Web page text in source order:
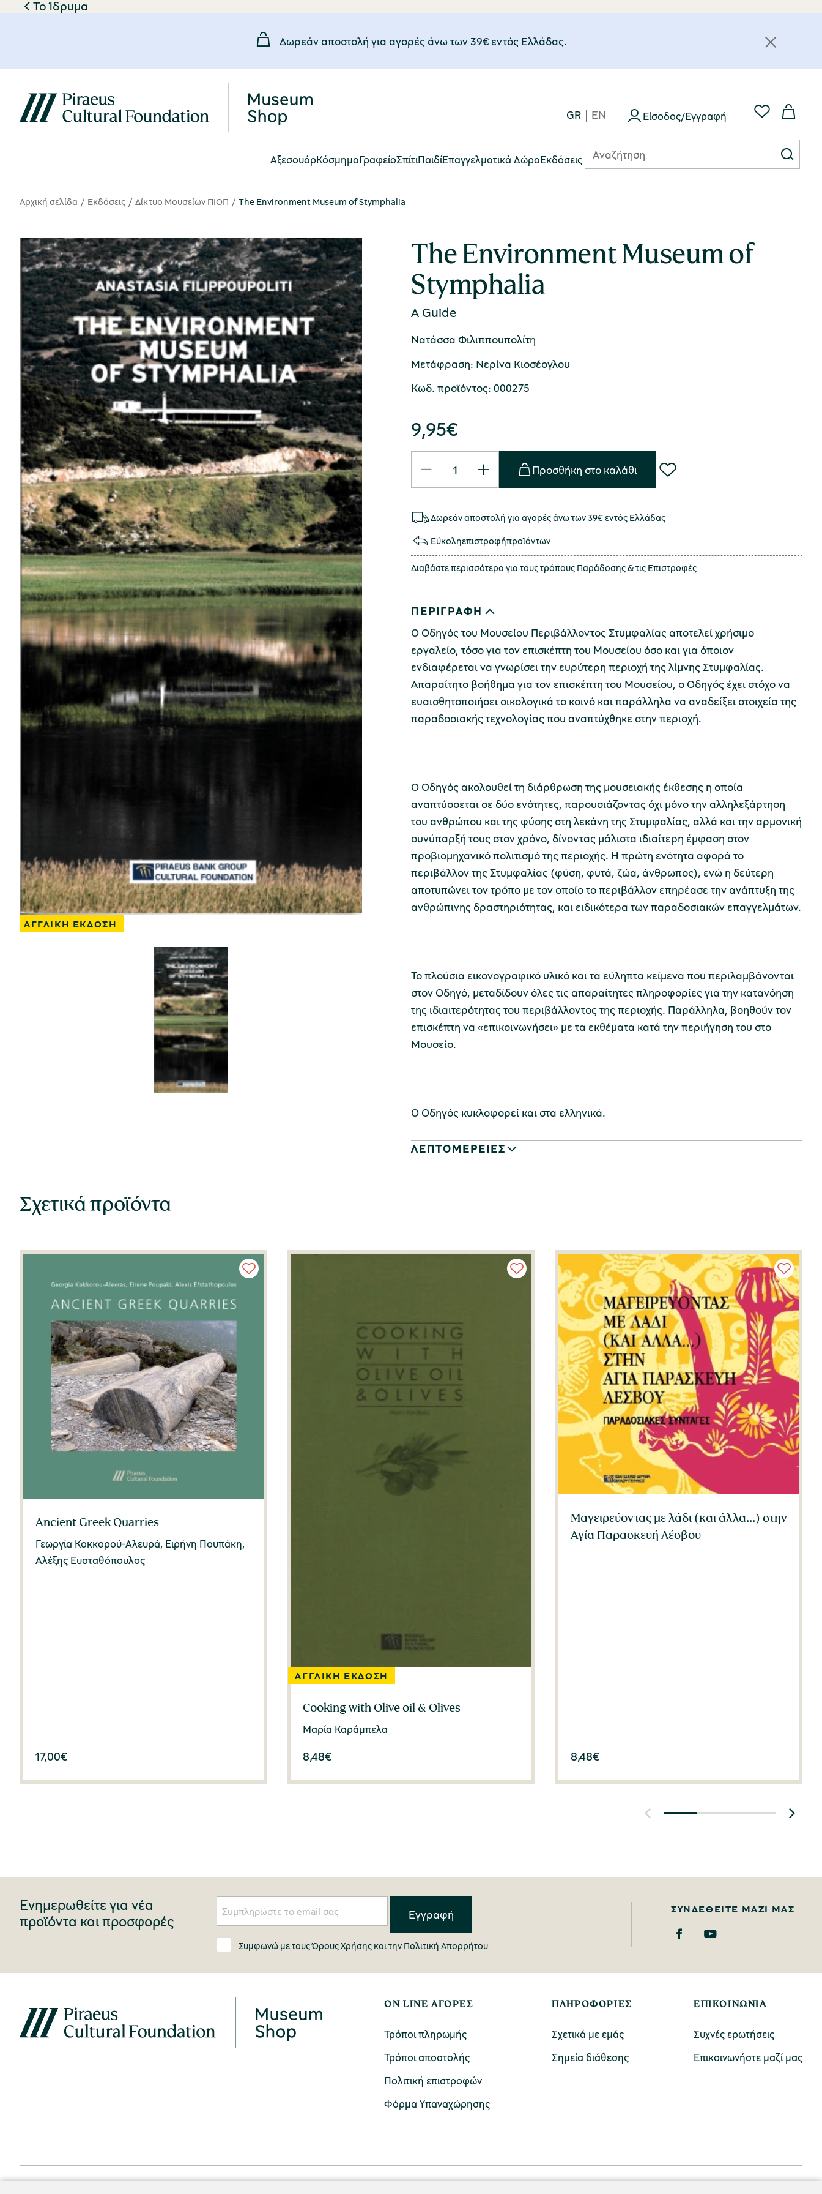
Το Ίδρυμα
Δωρεάν αποστολή για αγορές άνω των 39€ εντός Eλλάδας.
ΑξεσουάρΚόσμημαΓραφείοΣπίτιΠαιδίΕπαγγελματικά ΔώραEκδόσεις
GR EN Είσοδος/Εγγραφή
Αρχική σελίδα Eκδόσεις Δίκτυο Μουσείων ΠΙΟΠ The Environment Museum of Stymphalia
The Environment Museum of
Stymphalia
A Guide
Νατάσσα Φιλιππουπολίτη
Μετάφραση: Νερίνα Κιοσέογλου
Κωδ. προϊόντος: 000275
9,95€
Προσθήκη στο καλάθι
Δωρεάν αποστολή για αγορές άνω των 39€ εντός Ελλάδας
Εύκοληεπιστροφήπροϊόντων
Διαβάστε περισσότερα για τους τρόπους Παράδοσης& τις Επιστροφές
ΠΕΡΙΓΡΑΦΗ
Ο Οδηγός του Μουσείου Περιβάλλοντος Στυμφαλίας αποτελεί χρήσιμο
εργαλείο, τόσο για τον επισκέπτη του Μουσείου όσο και για όποιον
ενδιαφέρεται να γνωρίσει την ευρύτερη περιοχή της λίμνης Στυμφαλίας.
Απαραίτητο βοήθημα για τον επισκέπτη του Μουσείου, ο Οδηγός έχει στόχο να
ευαισθητοποιήσει οικολογικά το κοινό και παράλληλα να αναδείξει στοιχεία της
παραδοσιακής τεχνολογίας που αναπτύχθηκε στην περιοχή.
Ο Οδηγός ακολουθεί τη διάρθρωση της μουσειακής έκθεσης η οποία
αναπτύσσεται σε δύο ενότητες, παρουσιάζοντας όχι μόνο την αλληλεξάρτηση
του ανθρώπου και της φύσης στη λεκάνη της Στυμφαλίας, αλλά και την αρμονική
συνύπαρξή τους στον χρόνο, δίνοντας μάλιστα ιδιαίτερη έμφαση στον
προβιομηχανικό πολιτισμό της περιοχής. Η πρώτη ενότητα αφορά το
περιβάλλον της Στυμφαλίας (φύση, φυτά, ζώα, άνθρωπος), ενώ η δεύτερη
αποτυπώνει τον τρόπο με τον οποίο το περιβάλλον επηρέασε την ανάπτυξη της
ανθρώπινης δραστηριότητας, και ειδικότερα των παραδοσιακών επαγγελμάτων.
Το πλούσια εικονογραφικό υλικό και τα εύληπτα κείμενα που περιλαμβάνονται
στον Οδηγό, μεταδίδουν όλες τις απαραίτητες πληροφορίες για την κατανόηση
της ιδιαιτερότητας του περιβάλλοντος της περιοχής. Παράλληλα, βοηθούν τον
επισκέπτη να «επικοινωνήσει» με τα εκθέματα κατά την περιήγηση του στο
Μουσείο.
Ο Οδηγός κυκλοφορεί και στα ελληνικά.
ΛΕΠΤΟΜΕΡΕΙΕΣ
Σχετικά προϊόντα
Ancient Greek Quarries
Γεωργία Κοκκορού-Αλευρά, Ειρήνη Πουπάκη,
Αλέξης Ευσταθόπουλος
17,00€
Cooking with Olive oil & Olives
Μαρία Καράμπελα
8,48€
Μαγειρεύοντας με λάδι (και άλλα...) στην
Αγία Παρασκευή Λέσβου
8,48€
Ενημερωθείτε για νέα
προϊόντα και προσφορές
Συμφωνώ με τουςΌρους Χρήσης και την Πολιτική Απορρήτου
ΣΥΝΔΕΘΕΊΤΕ ΜΑΖΊ ΜΑΣ
ON LINE ΑΓΟΡΕΣ
Τρόποι πληρωμής
Τρόποι αποστολής
Πολιτική επιστροφών
Φόρμα Υπαναχώρησης
ΠΛΗΡΟΦΟΡΙΕΣ
Σχετικά με εμάς
Σημεία διάθεσης
ΕΠΙΚΟΙΝΩΝΙΑ
Συχνές ερωτήσεις
Επικοινωνήστε μαζί μας